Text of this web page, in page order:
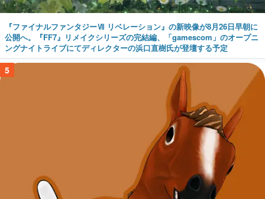
『ファイナルファンタジーⅦ リベレーション』の新映像が8月26日早朝に
公開へ。『FF7』リメイクシリーズの完結編、「gamescom」のオープニ
ングナイトライブにてディレクターの浜口直樹氏が登壇する予定
5